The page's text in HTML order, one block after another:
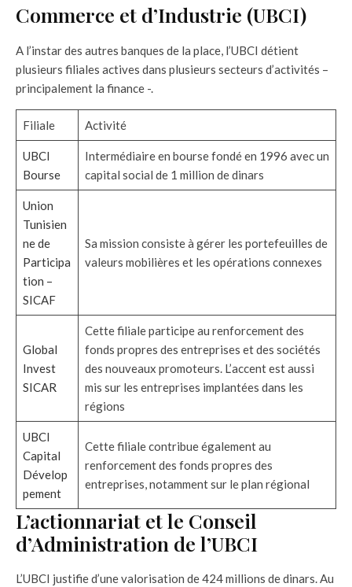
Commerce et d’Industrie (UBCI)
A l’instar des autres banques de la place, l’UBCI détient
plusieurs filiales actives dans plusieurs secteurs d’activités –
principalement la finance -.
Filiale Activité
UBCI
Bourse
Intermédiaire en bourse fondé en 1996 avec un
capital social de 1 million de dinars
Union
Tunisien
ne de
Participa
tion –
SICAF
Sa mission consiste à gérer les portefeuilles de
valeurs mobilières et les opérations connexes
Global
Invest
SICAR
Cette filiale participe au renforcement des
fonds propres des entreprises et des sociétés
des nouveaux promoteurs. L’accent est aussi
mis sur les entreprises implantées dans les
régions
UBCI
Capital
Dévelop
pement
Cette filiale contribue également au
renforcement des fonds propres des
entreprises, notamment sur le plan régional
L’actionnariat et le Conseil
d’Administration de l’UBCI
L’UBCI justifie d’une valorisation de 424 millions de dinars. Au